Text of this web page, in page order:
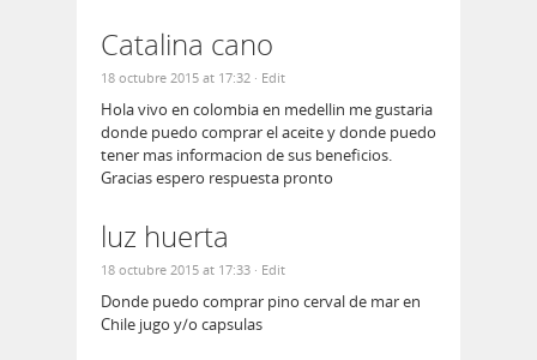
Catalina cano
18 octubre 2015 at 17:32 · Edit
Hola vivo en colombia en medellin me gustaria
donde puedo comprar el aceite y donde puedo
tener mas informacion de sus beneficios.
Gracias espero respuesta pronto
luz huerta
18 octubre 2015 at 17:33 · Edit
Donde puedo comprar pino cerval de mar en
Chile jugo y/o capsulas